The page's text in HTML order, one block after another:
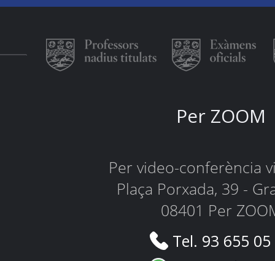
Per ZOOM
Per video-conferència
Plaça Porxada, 39 -
08401 Per
Tel. 93 655